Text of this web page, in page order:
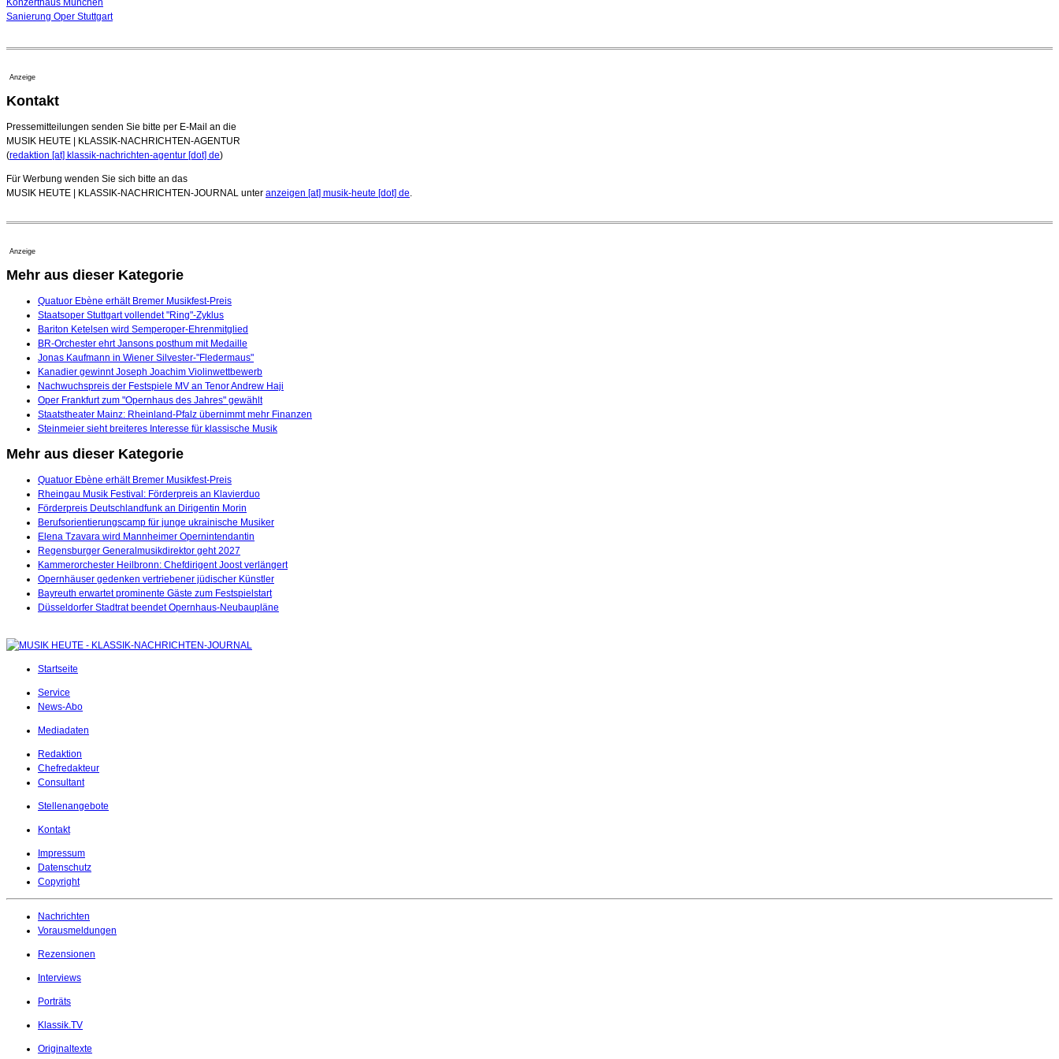
Sanierung Oper Stuttgart
Anzeige
Kontakt
Pressemitteilungen senden Sie bitte per E-Mail an die
MUSIK HEUTE | KLASSIK-NACHRICHTEN-AGENTUR
(redaktion [at] klassik-nachrichten-agentur [dot] de)
Für Werbung wenden Sie sich bitte an das
MUSIK HEUTE | KLASSIK-NACHRICHTEN-JOURNAL unter anzeigen [at] musik-heute [dot] de
Anzeige
Mehr aus dieser Kategorie
Quatuor Ebène erhält Bremer Musikfest-Preis
Staatsoper Stuttgart vollendet "Ring"-Zyklus
Bariton Ketelsen wird Semperoper-Ehrenmitglied
BR-Orchester ehrt Jansons posthum mit Medaille
Jonas Kaufmann in Wiener Silvester-"Fledermaus"
Kanadier gewinnt Joseph Joachim Violinwettbewerb
Nachwuchspreis der Festspiele MV an Tenor Andrew Haji
Oper Frankfurt zum "Opernhaus des Jahres" gewählt
Staatstheater Mainz: Rheinland-Pfalz übernimmt mehr Finanzen
Steinmeier sieht breiteres Interesse für klassische Musik
Mehr aus dieser Kategorie
Quatuor Ebène erhält Bremer Musikfest-Preis
Rheingau Musik Festival: Förderpreis an Klavierduo
Förderpreis Deutschlandfunk an Dirigentin Morin
Berufsorientierungscamp für junge ukrainische Musiker
Elena Tzavara wird Mannheimer Opernintendantin
Regensburger Generalmusikdirektor geht 2027
Kammerorchester Heilbronn: Chefdirigent Joost verlängert
Opernhäuser gedenken vertriebener jüdischer Künstler
Bayreuth erwartet prominente Gäste zum Festspielstart
Düsseldorfer Stadtrat beendet Opernhaus-Neubaupläne
Startseite
Service
News-Abo
Mediadaten
Redaktion
Chefredakteur
Consultant
Stellenangebote
Kontakt
Impressum
Datenschutz
Copyright
Nachrichten
Vorausmeldungen
Rezensionen
Interviews
Porträts
Klassik.TV
Originaltexte